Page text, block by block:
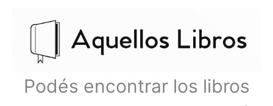
Podés encontrar los libros
principal